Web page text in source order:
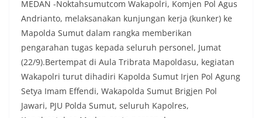
MEDAN -Noktahsumutcom Wakapolri, Komjen Pol Agus
Andrianto, melaksanakan kunjungan kerja (kunker) ke
Mapolda Sumut dalam rangka memberikan
pengarahan tugas kepada seluruh personel, Jumat
(22/9).Bertempat di Aula Tribrata Mapoldasu, kegiatan
Wakapolri turut dihadiri Kapolda Sumut Irjen Pol Agung
Setya Imam Effendi, Wakapolda Sumut Brigjen Pol
Jawari, PJU Polda Sumut, seluruh Kapolres,